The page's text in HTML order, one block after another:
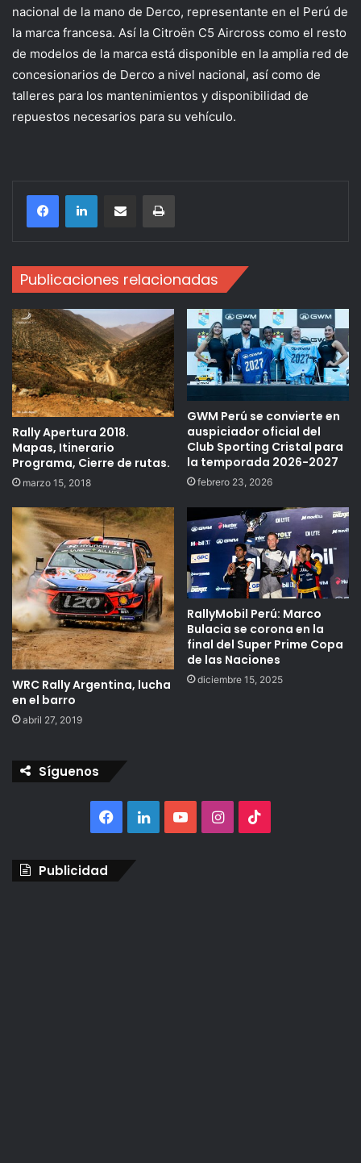
nacional de la mano de Derco, representante en el Perú de
la marca francesa. Así la Citroën C5 Aircross como el resto
de modelos de la marca está disponible en la amplia red de
concesionarios de Derco a nivel nacional, así como de
talleres para los mantenimientos y disponibilidad de
repuestos necesarios para su vehículo.
Compartir por correo electrónicoImprimir
Publicaciones relacionadas
Rally Apertura 2018.
Mapas, Itinerario
Programa, Cierre de rutas.
marzo 15, 2018
GWM Perú se convierte en
auspiciador oficial del
Club Sporting Cristal para
la temporada 2026-2027
febrero 23, 2026
WRC Rally Argentina, lucha
en el barro
abril 27, 2019
RallyMobil Perú: Marco
Bulacia se corona en la
final del Super Prime Copa
de las Naciones
diciembre 15, 2025
Síguenos
Facebook
LinkedInYouTubeInstagram
Publicidad